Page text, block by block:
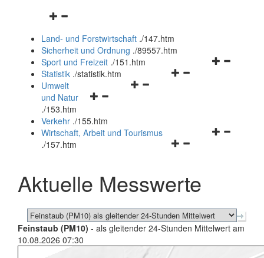
Navigationsmenü
und
schließen
Land- und Forstwirtschaft ./147.htm
Sicherheit und Ordnung ./89557.htm
Navigationsmenü
Sport und Freizeit ./151.htm
Navigationsmenü
Statistik ./statistik.htm
Navigationsmenü
und
schließen
Umwelt
und Natur
./153.htm
Verkehr ./155.htm
Navigationsmenü
schließen
Wirtschaft, Arbeit und Tourismus
./157.htm
Aktuelle Messwerte
Feinstaub (PM10) - als gleitender 24-Stunden Mittelwert am
10.08.2026 07:30